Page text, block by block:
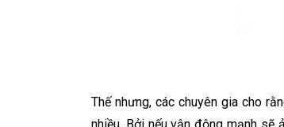
Thế nhưng, các chuyên gia cho